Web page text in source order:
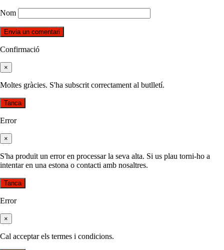
Nom
Confirmació
×
Moltes gràcies. S'ha subscrit correctament al butlletí.
Tanca
Error
×
S'ha produït un error en processar la seva alta. Si us plau torni-ho a
intentar en una estona o contacti amb nosaltres.
Tanca
Error
×
Cal acceptar els termes i condicions.